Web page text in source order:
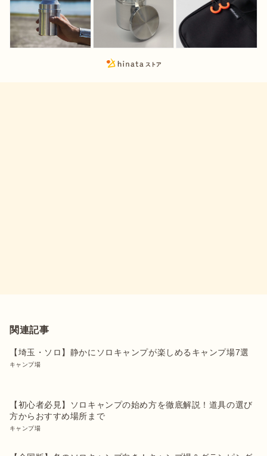
関連記事
【埼玉・ソロ】静かにソロキャンプが楽しめるキャンプ場7選
キャンプ場
【初心者必見】ソロキャンプの始め方を徹底解説！道具の選び
方からおすすめ場所まで
キャンプ場